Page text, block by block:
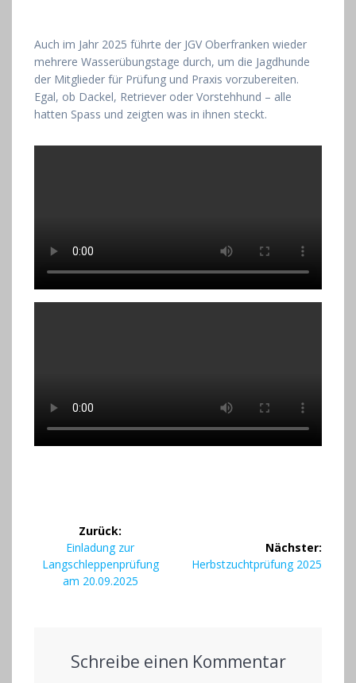
Auch im Jahr 2025 führte der JGV Oberfranken wieder
mehrere Wasserübungstage durch, um die Jagdhunde
der Mitglieder für Prüfung und Praxis vorzubereiten.
Egal, ob Dackel, Retriever oder Vorstehhund – alle
hatten Spass und zeigten was in ihnen steckt.
Beitragsnavigation
Zurück:
Vorheriger
Beitrag:
Einladung zur
Langschleppenprüfung
am 20.09.2025
Nächster:
Nächster
Herbstzuchtprüfung 2025
Schreibe einen Kommentar